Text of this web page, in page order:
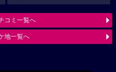
コミ一覧へ
地一覧へ